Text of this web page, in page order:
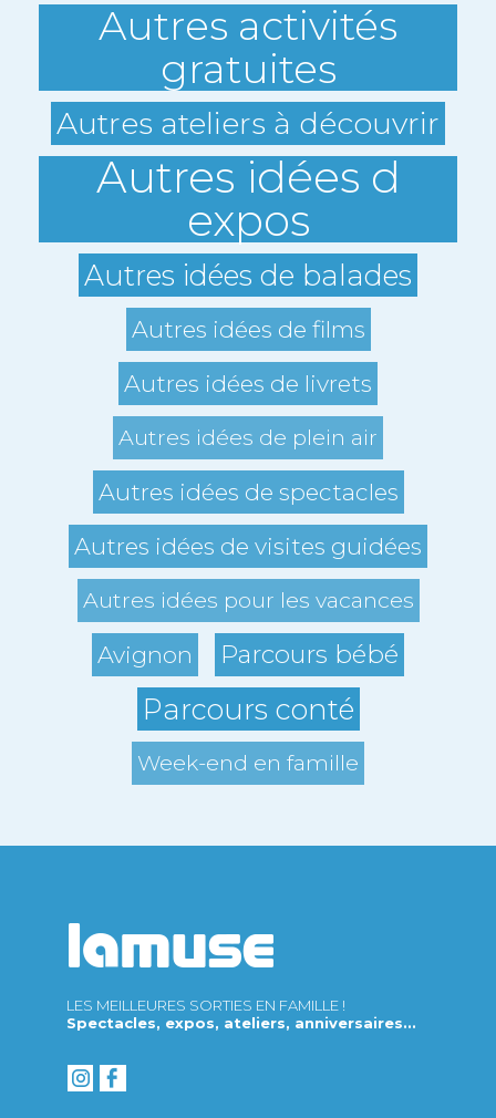
Autres activités
gratuites
Autres ateliers à découvrir
Autres idées d
expos
Autres idées de balades
Autres idées de films
Autres idées de livrets
Autres idées de plein air
Autres idées de spectacles
Autres idées de visites guidées
Autres idées pour les vacances
Avignon Parcours bébé
Parcours conté
Week-end en famille
LES MEILLEURES SORTIES EN FAMILLE !
Spectacles, expos, ateliers, anniversaires...